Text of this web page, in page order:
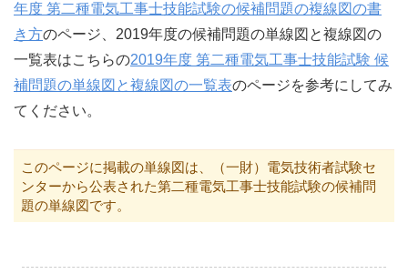
年度 第二種電気工事士技能試験の候補問題の複線図の書
き方のページ、2019年度の候補問題の単線図と複線図の
一覧表はこちらの2019年度 第二種電気工事士技能試験 候
補問題の単線図と複線図の一覧表のページを参考にしてみ
てください。
このページに掲載の単線図は、（一財）電気技術者試験セ
ンターから公表された第二種電気工事士技能試験の候補問
題の単線図です。